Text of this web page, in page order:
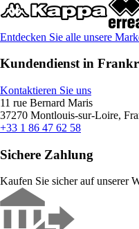
Entdecken Sie alle unsere
Kundendienst in
Kontaktieren Sie uns
11 rue Bernard Maris
37270 Montlouis-sur-Loire,
+33 1 86 47 62 58
Sichere Zahlung
Kaufen Sie sicher auf unserer